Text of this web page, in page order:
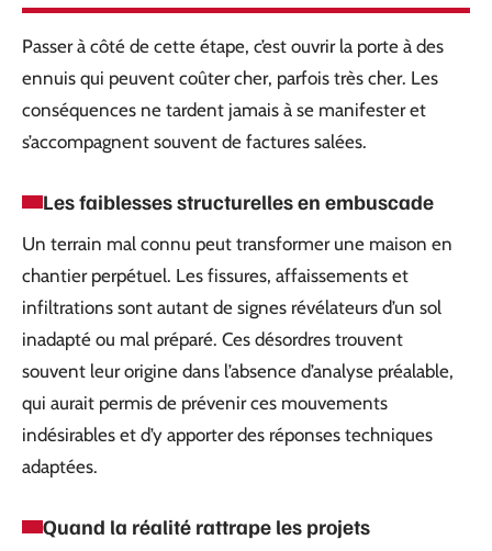
Passer à côté de cette étape, c’est ouvrir la porte à des
ennuis qui peuvent coûter cher, parfois très cher. Les
conséquences ne tardent jamais à se manifester et
s’accompagnent souvent de factures salées.
Les faiblesses structurelles en embuscade
Un terrain mal connu peut transformer une maison en
chantier perpétuel. Les fissures, affaissements et
infiltrations sont autant de signes révélateurs d’un sol
inadapté ou mal préparé. Ces désordres trouvent
souvent leur origine dans l’absence d’analyse préalable,
qui aurait permis de prévenir ces mouvements
indésirables et d’y apporter des réponses techniques
adaptées.
Quand la réalité rattrape les projets